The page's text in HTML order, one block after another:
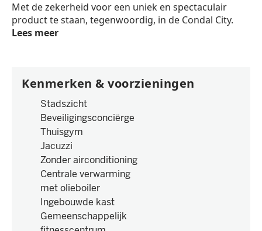
Met de zekerheid voor een uniek en spectaculair
product te staan, tegenwoordig, in de Condal City.
Lees meer
Kenmerken & voorzieningen
Stadszicht
Beveiligingsconciërge
Thuisgym
Jacuzzi
Zonder airconditioning
Centrale verwarming
met olieboiler
Ingebouwde kast
Gemeenschappelijk